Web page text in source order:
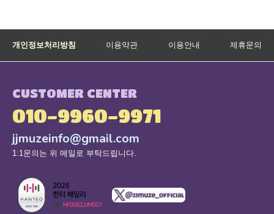
개인정보처리방침 이용약관 이용안내 제휴문의
CUSTOMER CENTER
010-9960-9971
jjmuzeinfo@gmail.com
1:1문의는 위 메일로 부탁드립니다.